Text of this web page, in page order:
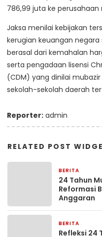
786,99 juta ke perusahaan
Jaksa menilai kebijakan
kerugian keuangan negara
berasal dari kemahalan
serta pengadaan lisensi
(CDM) yang dinilai
sekolah-sekolah daerah
Reporter: admin
RELATED POST
BERITA
24 Tahun
Reformasi
Anggaran
BERITA
Refleksi 24